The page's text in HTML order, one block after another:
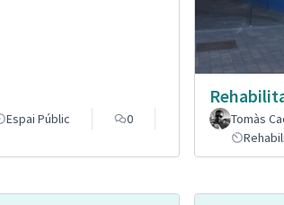
Espai Públic
0
Tomàs